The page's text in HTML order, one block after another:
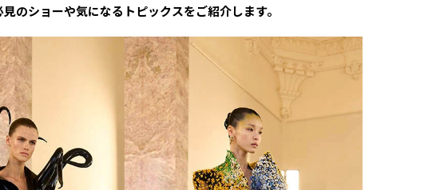
見のショーや気になるトピックスをご紹介します。